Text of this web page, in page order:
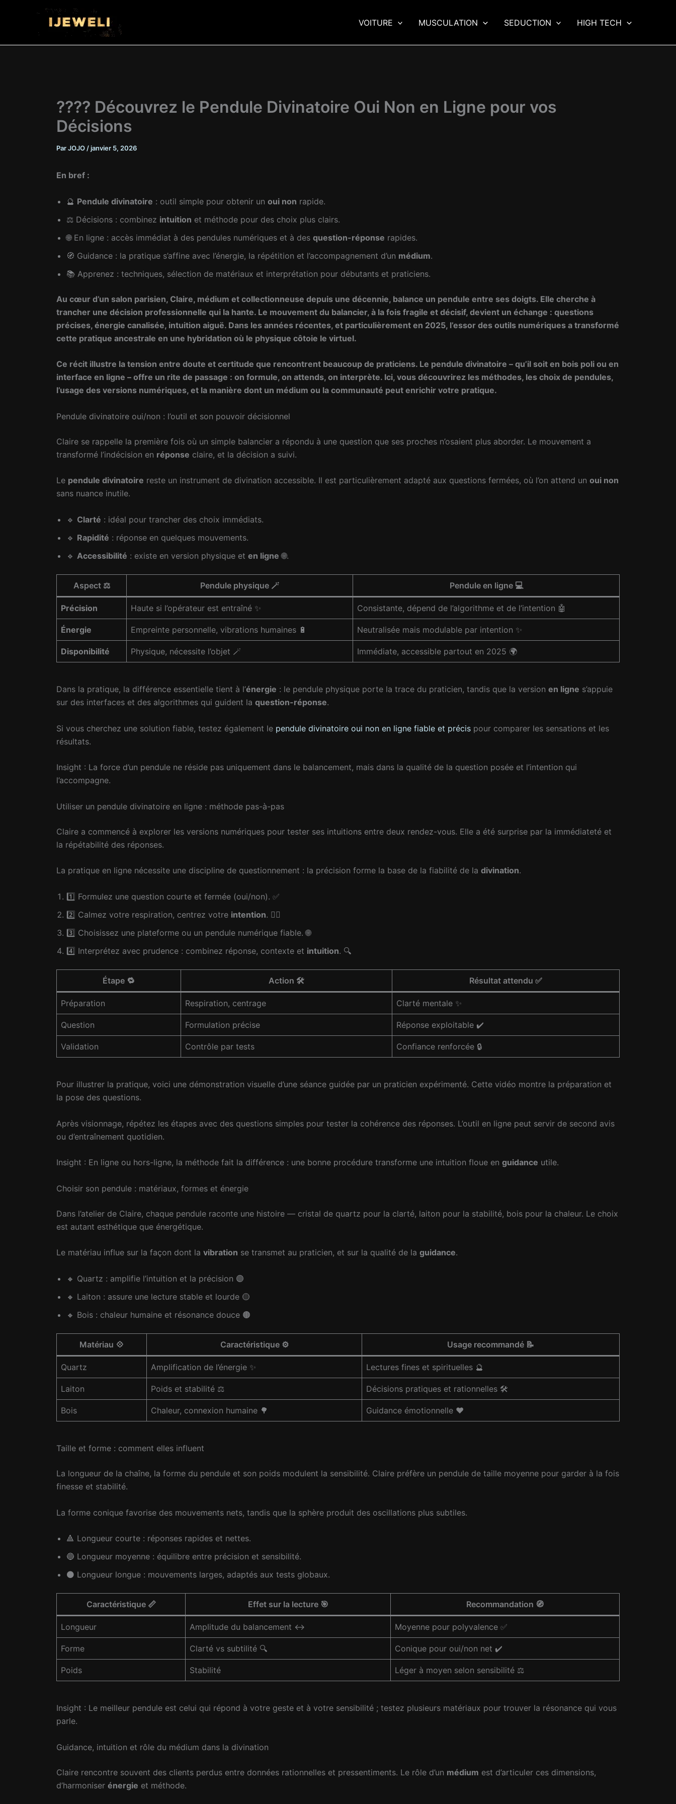
VOITURE MUSCULATION SEDUCTION HIGH TECH
???? Découvrez le Pendule Divinatoire Oui Non en Ligne pour vos
Décisions
ParJOJO /janvier 5, 2026
En bref :
🔮 Pendule divinatoire : outil simple pour obtenir un oui non rapide.
⚖️ Décisions : combinez intuition et méthode pour des choix plus clairs.
🌐 En ligne : accès immédiat à des pendules numériques et à des question-réponse rapides.
🧭 Guidance : la pratique s’affine avec l’énergie, la répétition et l’accompagnement d’un médium.
📚 Apprenez : techniques, sélection de matériaux et interprétation pour débutants et praticiens.
Au cœur d’un salon parisien, Claire, médium et collectionneuse depuis une décennie, balance un pendule entre ses doigts. Elle cherche à
trancher une décision professionnelle qui la hante. Le mouvement du balancier, à la fois fragile et décisif, devient un échange : questions
précises, énergie canalisée, intuition aiguë. Dans les années récentes, et particulièrement en 2025, l’essor des outils numériques a transformé
cette pratique ancestrale en une hybridation où le physique côtoie le virtuel.
Ce récit illustre la tension entre doute et certitude que rencontrent beaucoup de praticiens. Le pendule divinatoire – qu’il soit en bois poli ou en
interface en ligne – offre un rite de passage : on formule, on attends, on interprète. Ici, vous découvrirez les méthodes, les choix de pendules,
l’usage des versions numériques, et la manière dont un médium ou la communauté peut enrichir votre pratique.
Pendule divinatoire oui/non : l’outil et son pouvoir décisionnel
Claire se rappelle la première fois où un simple balancier a répondu à une question que ses proches n’osaient plus aborder. Le mouvement a
transformé l’indécision en réponse claire, et la décision a suivi.
Le pendule divinatoire reste un instrument de divination accessible. Il est particulièrement adapté aux questions fermées, où l’on attend un oui non
sans nuance inutile.
🔹 Clarté : idéal pour trancher des choix immédiats.
🔹 Rapidité : réponse en quelques mouvements.
🔹 Accessibilité : existe en version physique et en ligne 🌐.
Aspect ⚖️ Pendule physique 🪄 Pendule en ligne 💻
Précision Haute si l’opérateur est entraîné ✨ Consistante, dépend de l’algorithme et de l’intention 🤖
Énergie Empreinte personnelle, vibrations humaines 🔋 Neutralisée mais modulable par intention ✨
Disponibilité Physique, nécessite l’objet 🪄 Immédiate, accessible partout en 2025 🌍
Dans la pratique, la différence essentielle tient à l’énergie : le pendule physique porte la trace du praticien, tandis que la version en ligne s’appuie
sur des interfaces et des algorithmes qui guident la question-réponse.
Si vous cherchez une solution fiable, testez également le pendule divinatoire oui non en ligne fiable et précis pour comparer les sensations et les
résultats.
Insight : La force d’un pendule ne réside pas uniquement dans le balancement, mais dans la qualité de la question posée et l’intention qui
l’accompagne.
Utiliser un pendule divinatoire en ligne : méthode pas-à-pas
Claire a commencé à explorer les versions numériques pour tester ses intuitions entre deux rendez-vous. Elle a été surprise par la immédiateté et
la répétabilité des réponses.
La pratique en ligne nécessite une discipline de questionnement : la précision forme la base de la fiabilité de la divination.
1️⃣ Formulez une question courte et fermée (oui/non). ✅
2️⃣ Calmez votre respiration, centrez votre intention. 🧘‍♀️
3️⃣ Choisissez une plateforme ou un pendule numérique fiable. 🌐
4️⃣ Interprétez avec prudence : combinez réponse, contexte et intuition. 🔍
Étape 🔁 Action 🛠️ Résultat attendu ✅
Préparation Respiration, centrage Clarté mentale ✨
Question Formulation précise Réponse exploitable ✔️
Validation Contrôle par tests Confiance renforcée 🔒
Pour illustrer la pratique, voici une démonstration visuelle d’une séance guidée par un praticien expérimenté. Cette vidéo montre la préparation et
la pose des questions.
Après visionnage, répétez les étapes avec des questions simples pour tester la cohérence des réponses. L’outil en ligne peut servir de second avis
ou d’entraînement quotidien.
Insight : En ligne ou hors-ligne, la méthode fait la différence : une bonne procédure transforme une intuition floue en guidance utile.
Choisir son pendule : matériaux, formes et énergie
Dans l’atelier de Claire, chaque pendule raconte une histoire — cristal de quartz pour la clarté, laiton pour la stabilité, bois pour la chaleur. Le choix
est autant esthétique que énergétique.
Le matériau influe sur la façon dont la vibration se transmet au praticien, et sur la qualité de la guidance.
🔸 Quartz : amplifie l’intuition et la précision 🟣
🔸 Laiton : assure une lecture stable et lourde 🟡
🔸 Bois : chaleur humaine et résonance douce 🟤
Matériau 💠 Caractéristique ⚙️ Usage recommandé 📝
Quartz Amplification de l’énergie ✨ Lectures fines et spirituelles 🔮
Laiton Poids et stabilité ⚖️ Décisions pratiques et rationnelles 🛠️
Bois Chaleur, connexion humaine 🌳 Guidance émotionnelle ❤️
Taille et forme : comment elles influent
La longueur de la chaîne, la forme du pendule et son poids modulent la sensibilité. Claire préfère un pendule de taille moyenne pour garder à la fois
finesse et stabilité.
La forme conique favorise des mouvements nets, tandis que la sphère produit des oscillations plus subtiles.
🔺 Longueur courte : réponses rapides et nettes.
🔵 Longueur moyenne : équilibre entre précision et sensibilité.
⚫ Longueur longue : mouvements larges, adaptés aux tests globaux.
Caractéristique 📏 Effet sur la lecture 🎯 Recommandation 🧭
Longueur Amplitude du balancement ↔️ Moyenne pour polyvalence ✅
Forme Clarté vs subtilité 🔍 Conique pour oui/non net ✔️
Poids Stabilité Léger à moyen selon sensibilité ⚖️
Insight : Le meilleur pendule est celui qui répond à votre geste et à votre sensibilité ; testez plusieurs matériaux pour trouver la résonance qui vous
parle.
Guidance, intuition et rôle du médium dans la divination
Claire rencontre souvent des clients perdus entre données rationnelles et pressentiments. Le rôle d’un médium est d’articuler ces dimensions,
d’harmoniser énergie et méthode.